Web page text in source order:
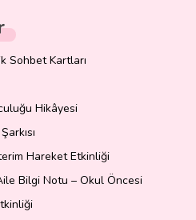
Sohbet Kartları
Hikâyesi
Hareket Etkinliği
Bilgi Notu – Okul Öncesi